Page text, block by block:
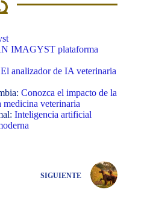
IMAGYST plataforma
El analizador de IA veterinaria
Conozca el impacto de la
veterinaria
Inteligencia artificial
SIGUIENTE